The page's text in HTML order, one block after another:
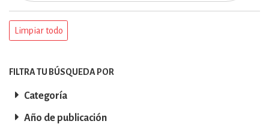
Limpiar todo
FILTRA TU BÚSQUEDA POR
Categoría
Año de publicación